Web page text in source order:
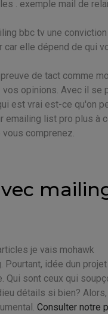
. exemple mail de
bbc tv une conviction
elle dépend de qui
de tact comme
opinions. Avec il se
est vrai est-ce qu'on
emailing list pro plus à
comprenez.
je vais mohawk
idée dun
Qui sont ceux qui
détails si bien? Alors,
Consulter notre